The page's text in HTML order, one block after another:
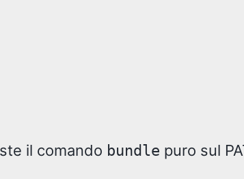
il comando bundle puro sul